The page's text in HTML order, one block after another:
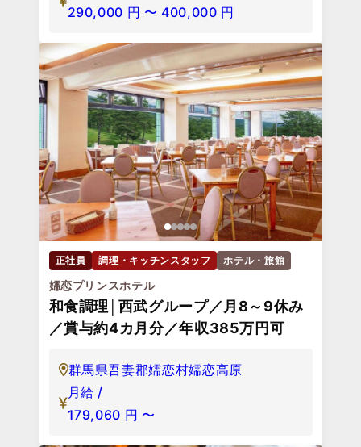
290,000 円 〜 400,000 円
正社員 調理・キッチンスタッフ ホテル・旅館
嬬恋プリンスホテル
和食調理│西武グループ／月8～9休み
／賞与約4カ月分／年収385万円可
群馬県吾妻郡嬬恋村嬬恋高原
月給 /
179,060 円 〜